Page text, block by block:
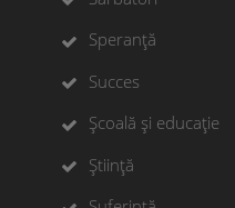
Speranță
Succes
Școală și educație
Știință